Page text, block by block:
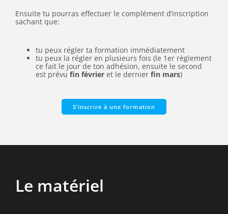
Ensuite tu pourras effectuer le complément d’inscription
sachant que:
tu peux régler ta formation immédiatement
tu peux la régler en plusieurs fois (le 1er règlement
ce fait le jour de ton adhésion, ensuite le second
est prévu fin février et le dernier fin mars)
S’inscrire à une formation
Le matériel